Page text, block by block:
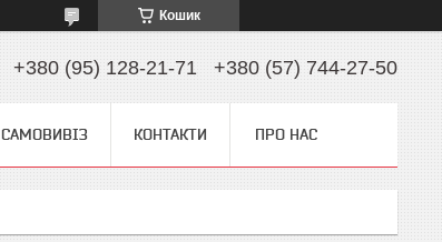
Кошик
+380 (95) 128-21-71 +380 (57) 744-27-50
САМОВИВІЗ КОНТАКТИ ПРО НАС